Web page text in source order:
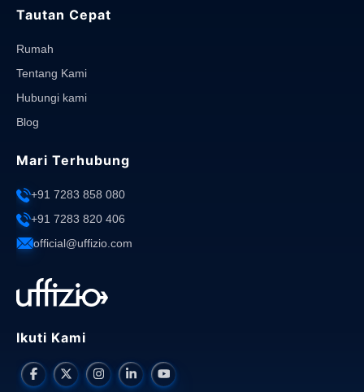
Tautan Cepat
Rumah
Tentang Kami
Hubungi kami
Blog
Mari Terhubung
+91 7283 858 080
+91 7283 820 406
official@uffizio.com
Ikuti Kami